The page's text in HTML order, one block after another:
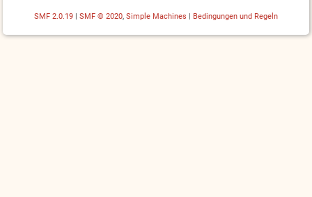
SMF 2.0.19 SMF © 2020, Simple Machines Bedingungen und Regeln